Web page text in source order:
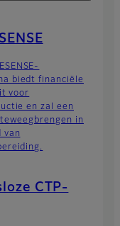
biedt financiële
voor
en zal een
in
van
CTP-